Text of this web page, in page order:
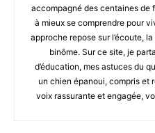
accompagné des centaines de
à mieux se comprendre pour
approche repose sur l’écoute,
binôme. Sur ce site, je
d’éducation, mes astuces du
un chien épanoui, compris et
voix rassurante et engagée,